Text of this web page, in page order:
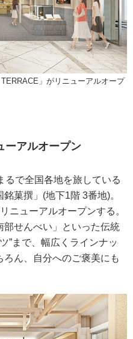
」がリニューアルオープ
ーアルオープン
るで全国各地を旅している
菓撰」(地下1階 3番地)。
ニューアルオープンする。
部せんべい」といった伝統
”まで、幅広くラインナッ
ん、自分へのご褒美にも